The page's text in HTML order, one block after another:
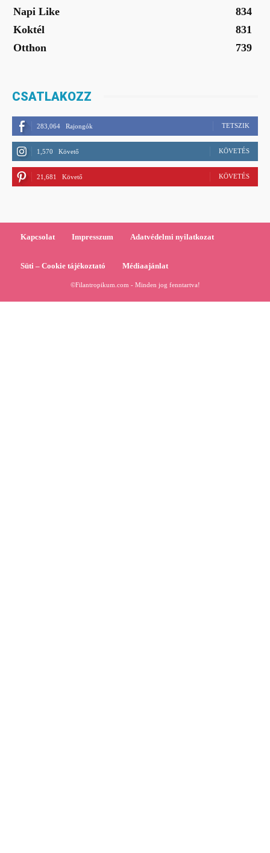
Napi Like
834
Koktél
831
Otthon
739
CSATLAKOZZ
283,064 Rajongók TETSZIK
1,570 Követő KÖVETÉS
21,681 Követő KÖVETÉS
Kapcsolat Impresszum Adatvédelmi nyilatkozat
Süti – Cookie tájékoztató Médiaajánlat
©Filantropikum.com - Minden jog fenntartva!